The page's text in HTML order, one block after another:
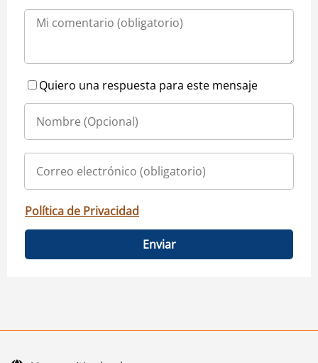
Quiero una respuesta para este mensaje
Política de Privacidad
Enviar